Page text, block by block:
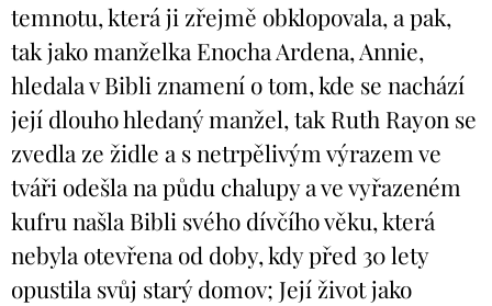
temnotu, která ji zřejmě obklopovala, a pak,
tak jako manželka Enocha Ardena, Annie,
hledala v Bibli znamení o tom, kde se nachází
její dlouho hledaný manžel, tak Ruth Rayon se
zvedla ze židle a s netrpělivým výrazem ve
tváři odešla na půdu chalupy a ve vyřazeném
kufru našla Bibli svého dívčího věku, která
nebyla otevřena od doby, kdy před 30 lety
opustila svůj starý domov; Její život jako